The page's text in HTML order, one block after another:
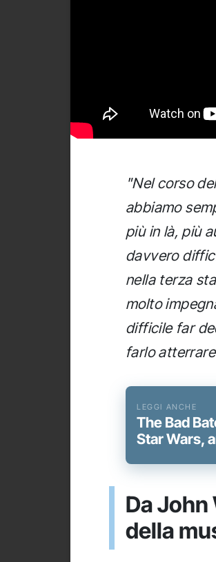
"Nel corso
abbiamo
più in là, più
davvero
nella terza
molto
difficile far
farlo
The Bad
Star Wars,
Da John
della